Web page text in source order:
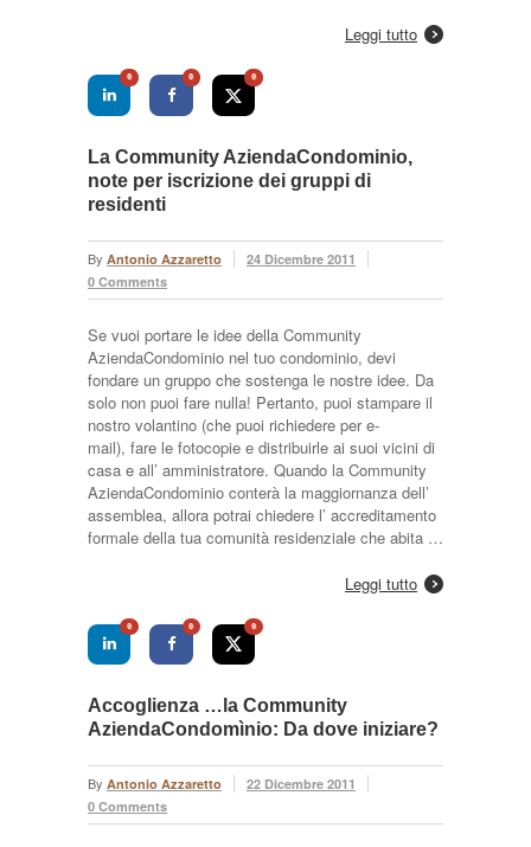
Leggi tutto
0 0 0
La Community AziendaCondominio,
note per iscrizione dei gruppi di
residenti
By Antonio Azzaretto
24 Dicembre 2011
0 Comments
Se vuoi portare le idee della Community
AziendaCondominio nel tuo condominio, devi
fondare un gruppo che sostenga le nostre idee. Da
solo non puoi fare nulla! Pertanto, puoi stampare il
nostro volantino (che puoi richiedere per e-
mail), fare le fotocopie e distribuirle ai suoi vicini di
casa e all’ amministratore. Quando la Community
AziendaCondominio conterà la maggiornanza dell’
assemblea, allora potrai chiedere l’ accreditamento
formale della tua comunità residenziale che abita …
Leggi tutto
0 0 0
Accoglienza …la Community
AziendaCondomìnio: Da dove iniziare?
By Antonio Azzaretto
22 Dicembre 2011
0 Comments